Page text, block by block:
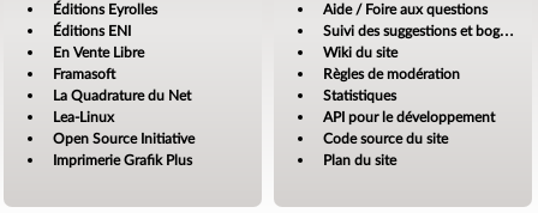
Éditions Eyrolles
Éditions ENI
En Vente Libre
Framasoft
La Quadrature du Net
Lea-Linux
Open Source Initiative
Imprimerie Grafik Plus
Aide / Foire aux questions
Suivi des suggestions et bogues
Wiki du site
Règles de modération
Statistiques
API pour le développement
Code source du site
Plan du site